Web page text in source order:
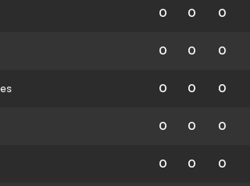
0 0 0
0 0 0
0 0 0
0 0 0
0 0 0